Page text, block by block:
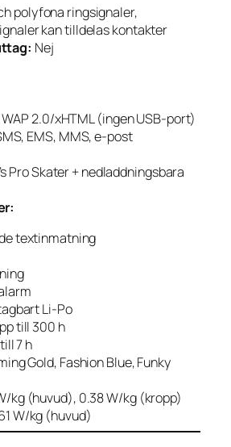
polyfona ringsignaler,
kan tilldelas kontakter
Nej
WAP 2.0/xHTML (ingen USB-port)
EMS, MMS, e-post
Pro Skater + nedladdningsbara
textinmatning
Li-Po
till 300 h
7 h
Gold, Fashion Blue, Funky
kg (huvud), 0.38 W/kg (kropp)
W/kg (huvud)